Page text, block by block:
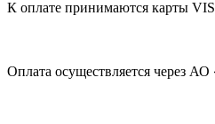
К оплате принимаются карты
Оплата осуществляется через